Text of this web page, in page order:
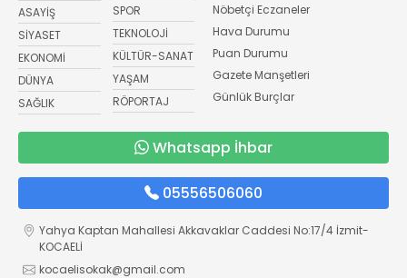
ASAYİŞ
SİYASET
EKONOMİ
DÜNYA
SAĞLIK
SPOR
TEKNOLOJİ
KÜLTÜR-SANAT
YAŞAM
RÖPORTAJ
Nöbetçi Eczaneler
Hava Durumu
Puan Durumu
Gazete Manşetleri
Günlük Burçlar
Whatsapp İhbar
05556506060
Yahya Kaptan Mahallesi Akkavaklar Caddesi No:17/4 İzmit-
KOCAELİ
kocaelisokak@gmail.com